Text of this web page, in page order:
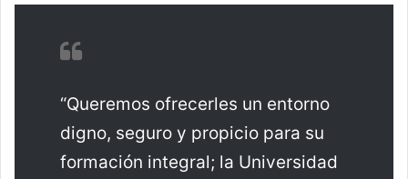
“Queremos ofrecerles un entorno
digno, seguro y propicio para su
formación integral; la Universidad